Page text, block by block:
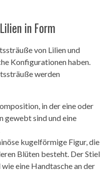
in Form
von Lilien und
Konfigurationen haben.
werden
in der eine oder
gewebt sind und eine
kugelförmige Figur, die
Blüten besteht. Der Stiel
eine Handtasche an der